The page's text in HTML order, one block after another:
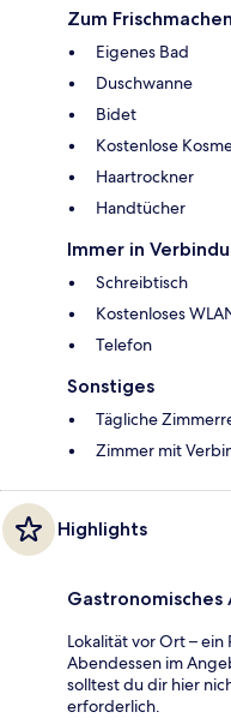
Zum Frischmachen
Eigenes Bad
Duschwanne
Bidet
Kostenlose
Haartrockner
Handtücher
Immer in
Schreibtisch
Kostenloses
Telefon
Sonstiges
Tägliche
Zimmer mit
Highlights
Gastronomisches
Lokalität vor Ort –
Abendessen im
solltest du dir hier
erforderlich.